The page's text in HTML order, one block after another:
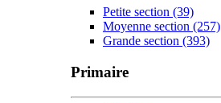
Petite section (39)
Moyenne section (257)
Grande section (393)
Primaire